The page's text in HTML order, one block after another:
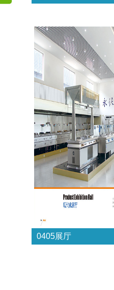
0405展厅